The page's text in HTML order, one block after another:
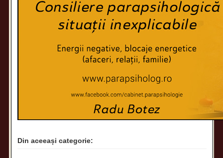
Din aceeași categorie: